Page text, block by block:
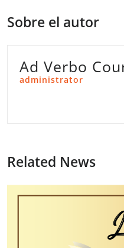
Sobre el autor
Ad Verbo
administrator
Related News